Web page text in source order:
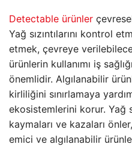
Detectable ürünler
Yağ sızıntılarını kontrol
etmek, çevreye
ürünlerin kullanımı iş
önemlidir. Algılanabilir
kirliliğini sınırlamaya
ekosistemlerini korur. Yağ
kaymaları ve kazaları
emici ve algılanabilir